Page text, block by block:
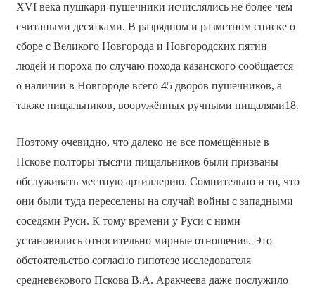
XVI века пушкари-пушечники исчислялись не более чем
считаными десятками. В разрядном и разметном списке о
сборе с Великого Новгорода и Новгородских пятин
людей и пороха по случаю похода казанского сообщается
о наличии в Новгороде всего 45 дворов пушечников, а
также пищальников, вооружённых ручными пищалями18.
Поэтому очевидно, что далеко не все помещённые в
Пскове полторы тысячи пищальников были призваны
обслуживать местную артиллерию. Сомнительно и то, что
они были туда переселены на случай войны с западными
соседями Руси. К тому времени у Руси с ними
установились относительно мирные отношения. Это
обстоятельство согласно гипотезе исследователя
средневекового Пскова В.А. Аракчеева даже послужило